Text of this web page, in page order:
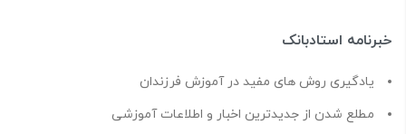
خبرنامه استادبانک
یادگیری روش های مفید در آموزش فرزندان
مطلع شدن از جدیدترین اخبار و اطلاعات آموزشی